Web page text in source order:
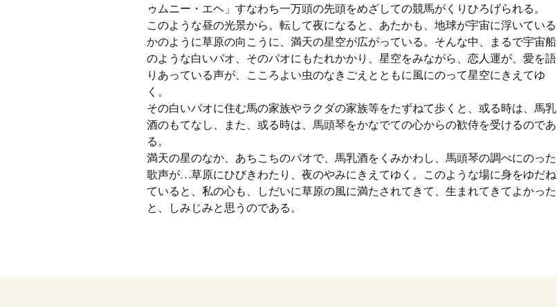
ゥムニー・エヘ」すなわち一万頭の先頭をめざしての競馬がくりひろげられる。
このような昼の光景から。転して夜になると、あたかも、地球が宇宙に浮いている
かのように草原の向こうに、満天の星空が広がっている。そんな中、まるで宇宙船
のような白いパオ、そのパオにもたれかかり、星空をみながら、恋人運が、愛を語
りあっている声が、こころよい虫のなきごえとともに風にのって星空にきえてゆ
く。
その白いパオに住む馬の家族やラクダの家族等をたずねて歩くと、或る時は、馬乳
酒のもてなし、また、或る時は、馬頭琴をかなでての心からの歓侍を受けるのであ
る。
満天の星のなか、あちこちのパオで、馬乳酒をくみかわし、馬頭琴の調べにのった
歌声が…草原にひびきわたり、夜のやみにきえてゆく。このような場に身をゆだね
ていると、私の心も、しだいに草原の風に満たされてきて、生まれてきてよかった
と、しみじみと思うのである。